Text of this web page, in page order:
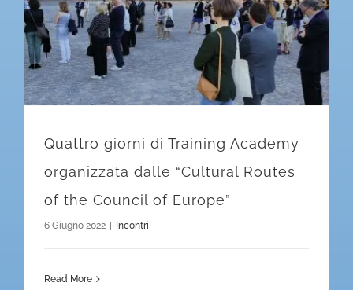
Quattro giorni di Training Academy
organizzata dalle “Cultural Routes
of the Council of Europe”
6 Giugno 2022 Incontri
Read More